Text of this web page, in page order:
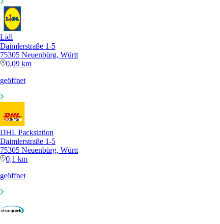
Lidl
Daimlerstraße 1-5
75305 Neuenbürg, Württ
0,09 km
geöffnet
DHL Packstation
Daimlerstraße 1-5
75305 Neuenbürg, Württ
0,1 km
geöffnet